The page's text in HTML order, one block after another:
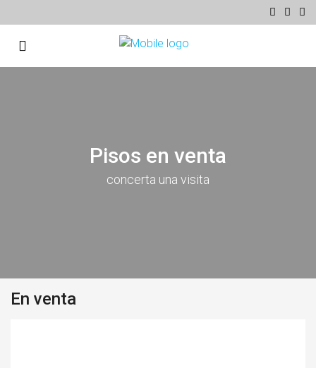
Pisos en venta
concerta una visita
En venta